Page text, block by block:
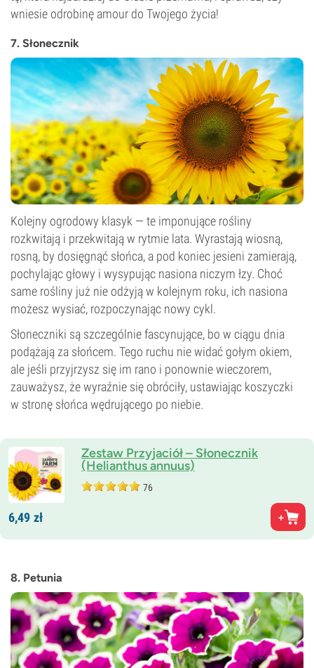
wniesie odrobinę amour do Twojego życia!
7. Słonecznik
Kolejny ogrodowy klasyk — te imponujące rośliny
rozkwitają i przekwitają w rytmie lata. Wyrastają wiosną,
rosną, by dosięgnąć słońca, a pod koniec jesieni zamierają,
pochylając głowy i wysypując nasiona niczym łzy. Choć
same rośliny już nie odżyją w kolejnym roku, ich nasiona
możesz wysiać, rozpoczynając nowy cykl.
Słoneczniki są szczególnie fascynujące, bo w ciągu dnia
podążają za słońcem. Tego ruchu nie widać gołym okiem,
ale jeśli przyjrzysz się im rano i ponownie wieczorem,
zauważysz, że wyraźnie się obróciły, ustawiając koszyczki
w stronę słońca wędrującego po niebie.
Zestaw Przyjaciół – Słonecznik
(Helianthus annuus)
76
6,49 zł
8. Petunia